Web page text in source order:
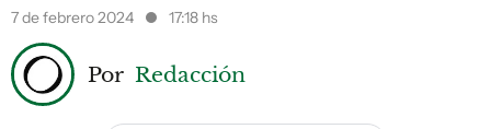
7 de febrero 2024
17:18 hs
Por Redacción